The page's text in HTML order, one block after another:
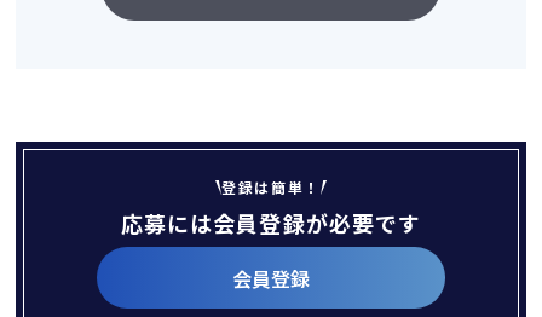
登録は簡単！
応募には会員登録が必要です
会員登録